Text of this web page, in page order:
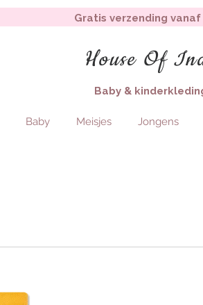
Gratis verzending
House Of
Baby &
Baby Meisjes Jongens